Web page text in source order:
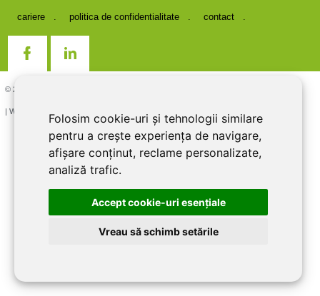
Folosim cookie-uri și tehnologii similare
pentru a crește experiența de navigare,
afișare conținut, reclame personalizate,
analiză trafic.
Accept cookie-uri esenţiale
Vreau să schimb setările
cariere politica de confidentialitate contact
© 2026 DIRECT LINE INOX IMPEX SRL, RO7727821, J12/1817/1995
| Website creat si optimizat de